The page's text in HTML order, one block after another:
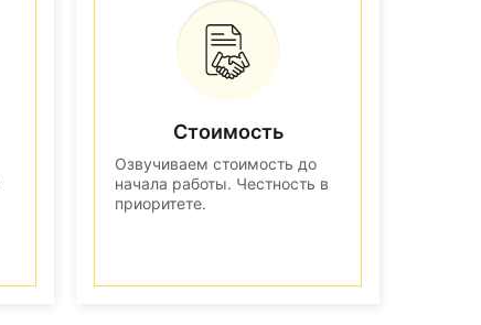
Стоимость
Озвучиваем стоимость до
начала работы. Честность в
приоритете.